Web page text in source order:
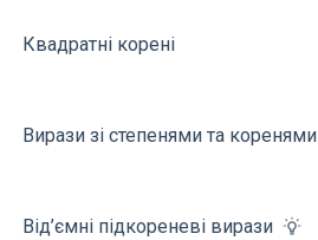
Квадратні корені
Вирази зі степенями та коренями
Від’ємні підкореневі вирази